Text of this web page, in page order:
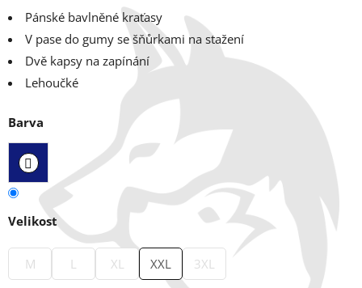
Pánské bavlněné kraťasy
V pase do gumy se šňůrkami na stažení
Dvě kapsy na zapínání
Lehoučké
Barva
Velikost
M L XL XXL 3XL